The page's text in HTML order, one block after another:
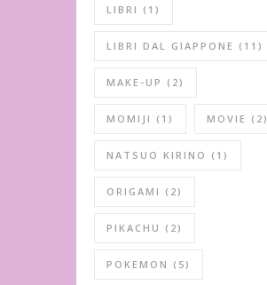
LIBRI (1)
LIBRI DAL GIAPPONE (11)
MAKE-UP (2)
MOMIJI (1) MOVIE (2)
NATSUO KIRINO (1)
ORIGAMI (2)
PIKACHU (2)
POKEMON (5)